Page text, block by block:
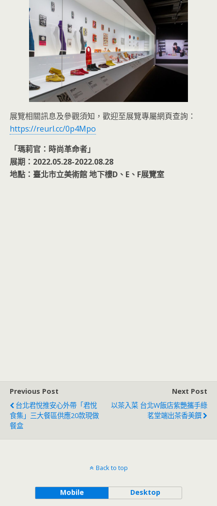
展覽相關訊息及參觀須知，歡迎至展覽專屬網頁查詢：
https://reurl.cc/0p4Mpo
「瑪莉官：時尚革命者」
展期：2022.05.28-2022.08.28
地點：臺北市立美術館 地下樓D、E、F展覽室
Previous Post
台北君悅推安心外帶「君悅
食集」三大餐區供應20款現做
餐盒
Next Post
以茶入菜 台北W飯店紫艷攜手綠
茗堂端出茶香美饌
Back to top
Mobile Desktop